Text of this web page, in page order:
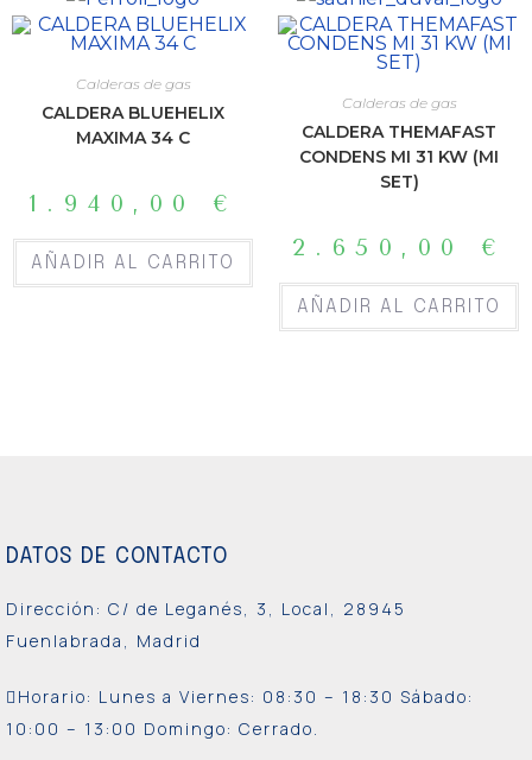
Calderas de gas
CALDERA BLUEHELIX
MAXIMA 34 C
1.940,00 €
AÑADIR AL CARRITO
Calderas de gas
CALDERA THEMAFAST
CONDENS MI 31 KW (MI
SET)
2.650,00 €
AÑADIR AL CARRITO
DATOS DE CONTACTO
Dirección: C/ de Leganés, 3, Local, 28945
Fuenlabrada, Madrid
Horario: Lunes a Viernes: 08:30 – 18:30 Sábado:
10:00 – 13:00 Domingo: Cerrado.